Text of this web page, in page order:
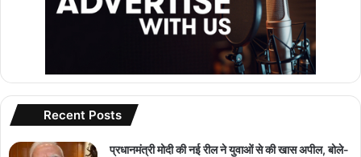
Recent Posts
प्रधानमंत्री मोदी की नई रील ने युवाओं से की खास अपील, बोले-